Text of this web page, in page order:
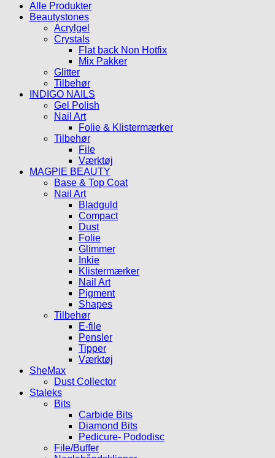
Alle Produkter
Beautystones
Acrylgel
Crystals
Flat back Non Hotfix
Mix Pakker
Glitter
Tilbehør
INDIGO NAILS
Gel Polish
Nail Art
Folie & Klistermærker
Tilbehør
File
Værktøj
MAGPIE BEAUTY
Base & Top Coat
Nail Art
Bladguld
Compact
Dust
Folie
Glimmer
Inkie
Klistermærker
Nail Art
Pigment
Shapes
Tilbehør
E-file
Pensler
Tipper
Værktøj
SheMax
Dust Collector
Staleks
Bits
Carbide Bits
Diamond Bits
Pedicure- Pododisc
File/Buffer